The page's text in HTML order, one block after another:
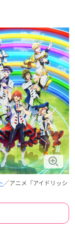
／アニメ『アイドリッシ